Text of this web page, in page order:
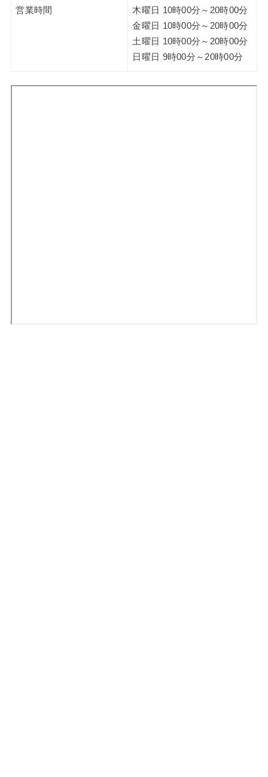
営業時間
木曜日 10時00分～20時00分
金曜日 10時00分～20時00分
土曜日 10時00分～20時00分
日曜日 9時00分～20時00分